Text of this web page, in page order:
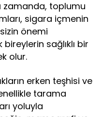
zamanda, toplumu
sigara içmenin
önemi
sağlıklı bir
olur.
erken teşhisi ve
tarama
yoluyla